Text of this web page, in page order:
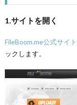
1.サイトを開く
FileBoom.me公式サイト
ックします。